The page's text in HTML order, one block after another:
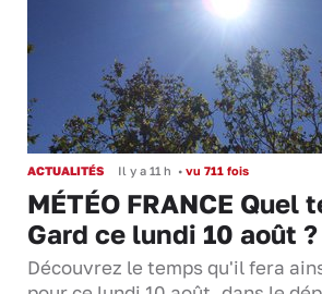
ACTUALITÉS Il y a 11 h • vu 711 fois
MÉTÉO FRANCE Quel
Gard ce lundi 10 août ?
Découvrez le temps qu'il fera